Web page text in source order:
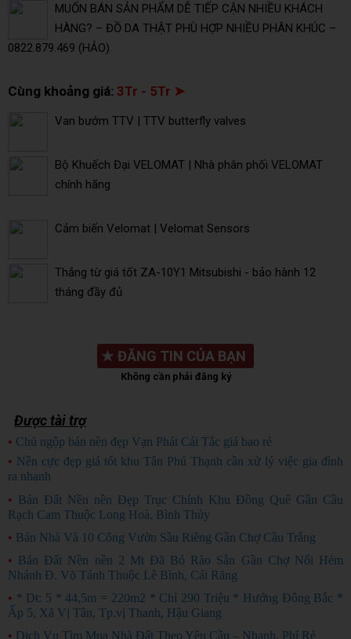
MUỐN BÁN SẢN PHẨM DỄ TIẾP CẬN NHIỀU KHÁCH
HÀNG? – ĐỒ DA THẬT PHÙ HỢP NHIỀU PHÂN KHÚC –
0822.879.469 (HẢO)
Cùng khoảng giá: 3Tr - 5Tr ➤
Van bướm TTV | TTV butterfly valves
Bộ Khuếch Đại VELOMAT | Nhà phân phối VELOMAT
chính hãng
Cảm biến Velomat | Velomat Sensors
Thắng từ giá tốt ZA-10Y1 Mitsubishi - bảo hành 12
tháng đầy đủ
★ ĐĂNG TIN CỦA BẠN
Không cần phải đăng ký
Được tài trợ
• Chủ ngộp bán nền đẹp Vạn Phát Cái Tắc giá bao rẻ
• Nền cực đẹp giá tốt khu Tân Phú Thạnh cần xử lý việc gia đình
ra nhanh
• Bán Đất Nền nền Đẹp Trục Chính Khu Đồng Quê Gần Cầu
Rạch Cam Thuộc Long Hoà, Bình Thủy
• Bán Nhà Và 10 Công Vườn Sầu Riêng Gần Chợ Cầu Trắng
• Bán Đất Nền nền 2 Mt Đã Bó Rào Sẵn Gần Chợ Nổi Hẻm
Nhánh Đ. Võ Tánh Thuộc Lê Bình, Cái Răng
• * Dt: 5 * 44,5m = 220m2 * Chỉ 290 Triệu * Hướng Đông Bắc *
Ấp 5, Xã Vị Tân, Tp.vị Thanh, Hậu Giang
• Dịch Vụ Tìm Mua Nhà Đất Theo Yêu Cầu – Nhanh, Phí Rẻ